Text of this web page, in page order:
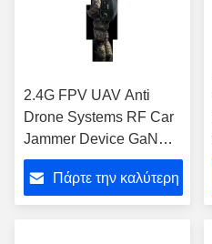
2.4G FPV UAV Anti
Drone Systems RF Car
Jammer Device GaN
Module 720-1050MHz
Ηλεκτρονική ασύρματη
επικοινωνία
Πάρτε την καλύτερη